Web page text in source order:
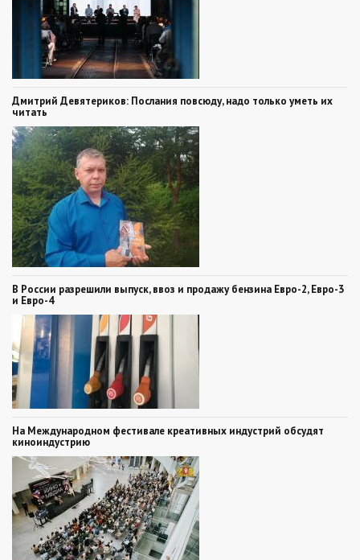
Дмитрий Девятериков: Послания повсюду, надо только уметь их
читать
В России разрешили выпуск, ввоз и продажу бензина Евро-2, Евро-3
и Евро-4
На Международном фестивале креативных индустрий обсудят
киноиндустрию